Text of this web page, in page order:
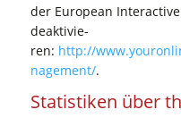
der Euro­pean
deak­ti­vie­
ren: http://
nagement/.
Sta­tis­ti­ken über